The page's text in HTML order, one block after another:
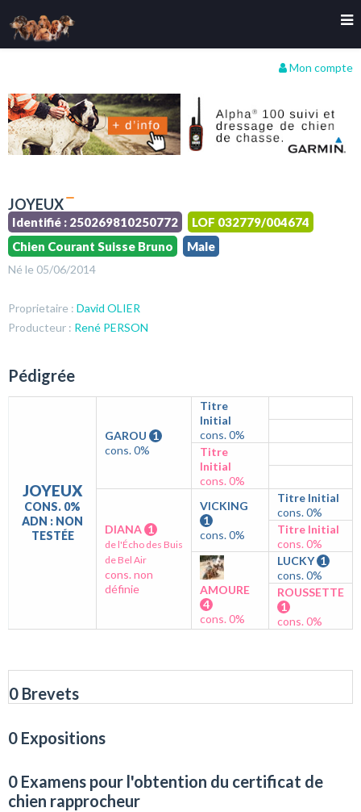
Mon compte
JOYEUX
Identifié : 250269810250772
LOF 032779/004674
Chien Courant Suisse Bruno
Male
Né le 05/06/2014
Proprietaire : David OLIER
Producteur : René PERSON
Pédigrée
JOYEUX
CONS. 0%
ADN : NON
TESTÉE
GAROU 1
cons. 0%
Titre
Initial
cons. 0%
Titre
Initial
cons. 0%
DIANA 1
de l'Écho des Buis
de Bel Air
cons. non
définie
VICKING
1
cons. 0%
Titre Initial
cons. 0%
Titre Initial
cons. 0%
AMOURE
4
cons. 0%
LUCKY 1
cons. 0%
ROUSSETTE
1
cons. 0%
0 Brevets
0 Expositions
0 Examens pour l'obtention du certificat de
chien rapprocheur